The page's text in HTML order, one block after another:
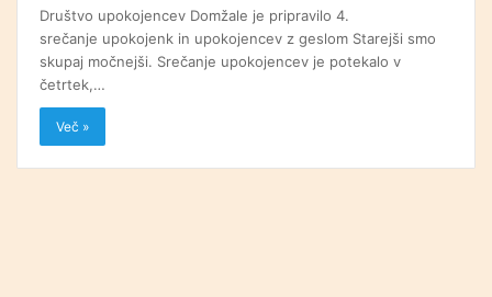
Društvo upokojencev Domžale je pripravilo 4.
srečanje upokojenk in upokojencev z geslom Starejši smo
skupaj močnejši. Srečanje upokojencev je potekalo v
četrtek,…
Več »